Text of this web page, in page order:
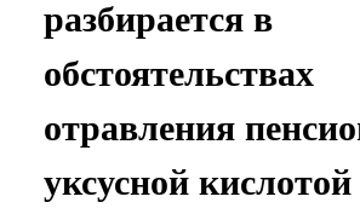
разбирается в
обстоятельствах
отравления
уксусной кислотой